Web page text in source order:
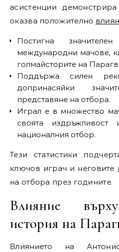
асистенции
оказва положително
Постигна
международни мачове,
голмайсторите на
Поддържа силен
допринасяйки
представяне на отбора.
Играл е в множество
своята
националния отбор.
Тези статистики
ключов играч и неговите
на отбора през годините.
Влияние
история на
Влиянието на